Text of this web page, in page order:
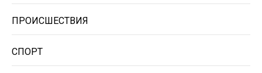
ПРОИСШЕСТВИЯ
СПОРТ